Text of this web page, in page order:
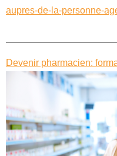
aupres-de-la-personne-
Devenir pharmacien: